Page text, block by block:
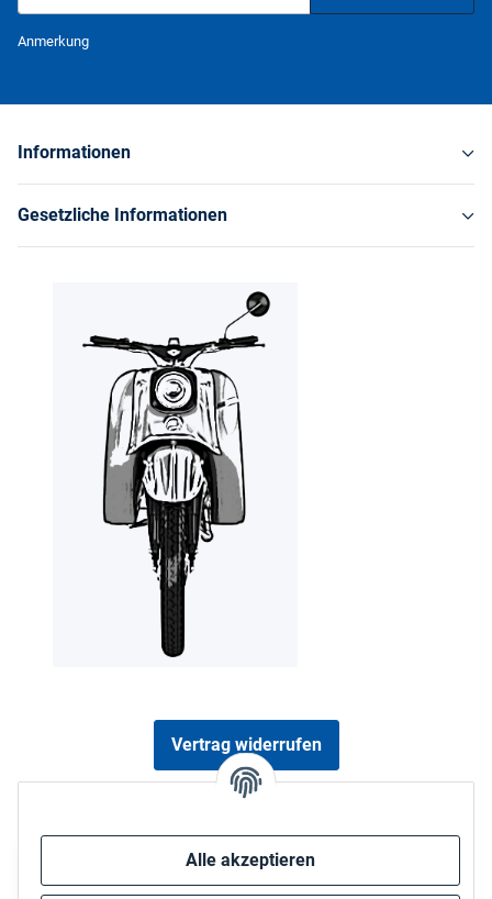
Alle akzeptieren
Anmerkung
Informationen
Gesetzliche Informationen
Vertrag widerrufen